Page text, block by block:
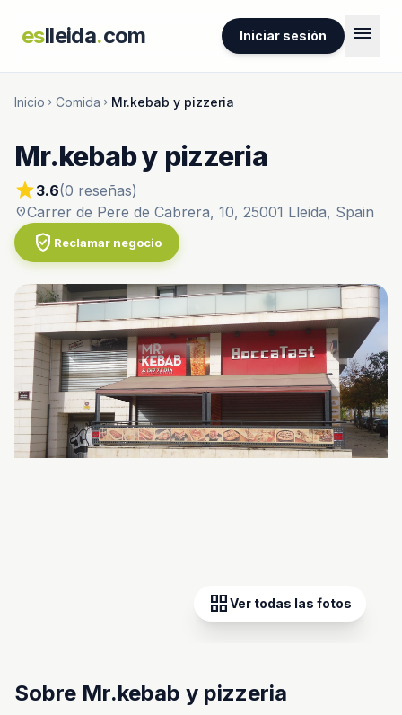
eslleida.com Iniciar sesión menu
Inicio chevron_right Comida chevron_right Mr.kebab y pizzeria
Mr.kebab y pizzeria
star3.6(0 reseñas)
location_onCarrer de Pere de Cabrera, 10, 25001 Lleida, Spain
verified_user Reclamar negocio
grid_viewVer todas las fotos
Sobre Mr.kebab y pizzeria